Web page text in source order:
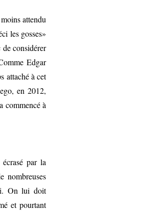
attendu
les gosses»
considérer
Edgar
attaché à cet
en 2012,
commencé à
par la
nombreuses
On lui doit
et pourtant